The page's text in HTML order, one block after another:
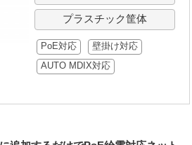
プラスチック筐体
PoE対応
壁掛け対応
AUTO MDIX対応